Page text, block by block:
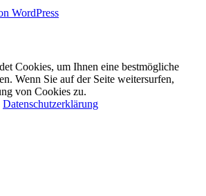
WordPress
Cookies, um Ihnen eine bestmögliche
Wenn Sie auf der Seite weitersurfen,
von Cookies zu.
Datenschutzerklärung